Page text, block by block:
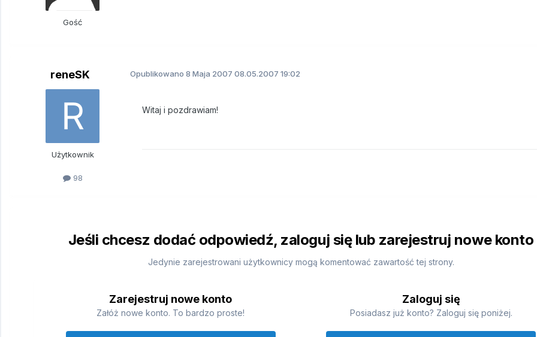
Gość
reneSK
Użytkownik
98
Opublikowano 8 Maja 2007 08.05.2007 19:02
Witaj i pozdrawiam!
Jeśli chcesz dodać odpowiedź, zaloguj się lub zarejestruj nowe konto
Jedynie zarejestrowani użytkownicy mogą komentować zawartość tej strony.
Zarejestruj nowe konto
Załóż nowe konto. To bardzo proste!
Zaloguj się
Posiadasz już konto? Zaloguj się poniżej.